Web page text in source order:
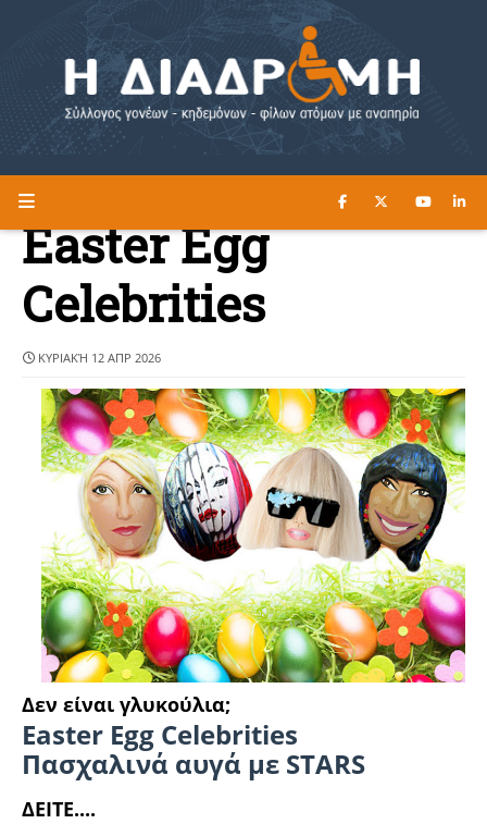
Η ΔΙΑΔΡΟΜΗ ΔΙΑΒΑΣΤΕ ΕΔΩ ►
Easter Egg
Celebrities
ΚΥΡΙΑΚΉ 12 ΑΠΡ 2026
Δεν είναι γλυκούλια;
Easter Egg Celebrities
Πασχαλινά αυγά με STARS
ΔΕΙΤΕ....